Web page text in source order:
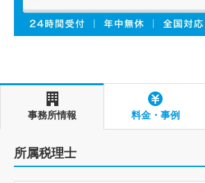
事務所情報 料金・事例
所属税理士